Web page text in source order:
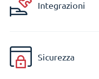
Integrazioni
Sicurezza